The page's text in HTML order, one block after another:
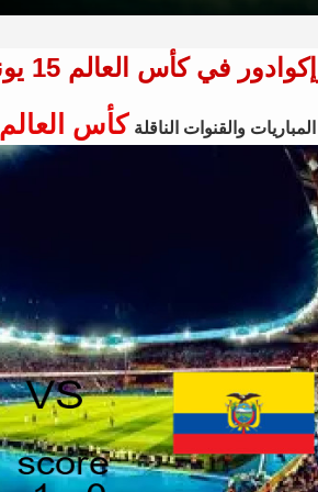
العالم 15 يونيو 2026 - فوز ديفوار بنتيجة 1 - 0
والقنوات الناقلة كأس العالم